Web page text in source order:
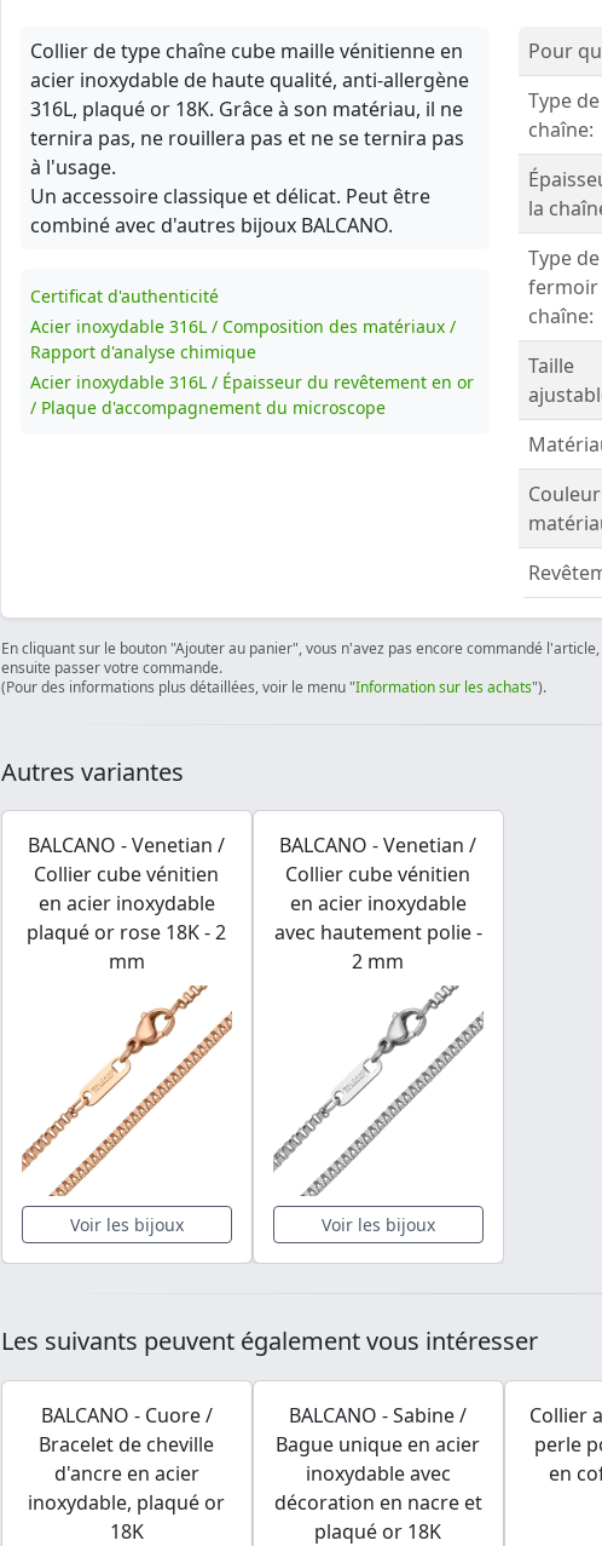
Collier de type chaîne cube maille vénitienne en
acier inoxydable de haute qualité, anti-allergène
316L, plaqué or 18K. Grâce à son matériau, il ne
ternira pas, ne rouillera pas et ne se ternira pas
à l'usage.
Un accessoire classique et délicat. Peut être
combiné avec d'autres bijoux BALCANO.
Certificat d'authenticité
Acier inoxydable 316L / Composition des matériaux /
Rapport d'analyse chimique
Acier inoxydable 316L / Épaisseur du revêtement en or
/ Plaque d'accompagnement du microscope
Pour
Type de
chaîne:
la
Type de
fermoir
chaîne:
Taille
En cliquant sur le bouton "Ajouter au panier", vous n'avez pas encore commandé
ensuite passer votre commande.
(Pour des informations plus détaillées, voir le menu "Information sur les achats").
Autres variantes
BALCANO - Venetian /
Collier cube vénitien
en acier inoxydable
plaqué or rose 18K - 2
mm
Voir les bijoux
BALCANO - Venetian /
Collier cube vénitien
en acier inoxydable
avec hautement polie -
2 mm
Voir les bijoux
Les suivants peuvent également vous intéresser
BALCANO - Cuore /
Bracelet de cheville
d'ancre en acier
inoxydable, plaqué or
18K
BALCANO - Sabine /
Bague unique en acier
inoxydable avec
décoration en nacre et
plaqué or 18K
Collier
perle
en